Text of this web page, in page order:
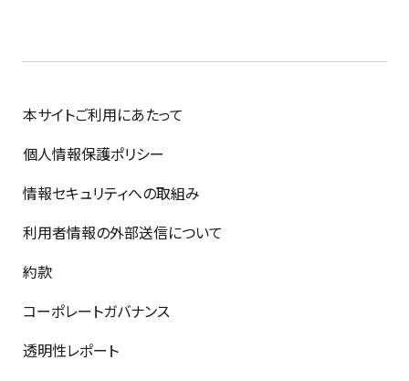
本サイトご利用にあたって
個人情報保護ポリシー
情報セキュリティへの取組み
利用者情報の外部送信について
約款
コーポレートガバナンス
透明性レポート